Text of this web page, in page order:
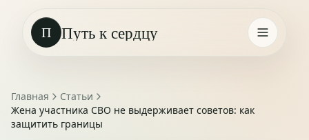
П Путь к сердцу
Главная
Статьи
Жена участника СВО не выдерживает советов: как
защитить границы